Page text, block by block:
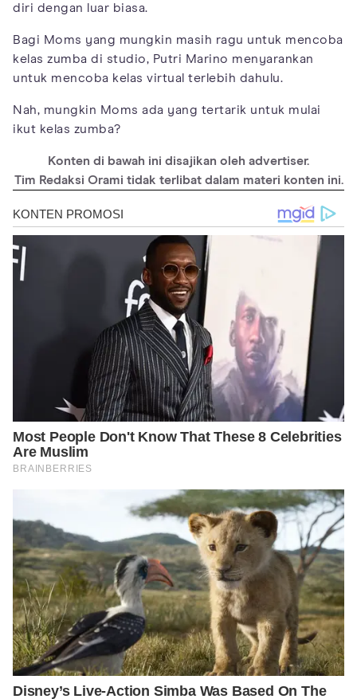
diri dengan luar biasa.
Bagi Moms yang mungkin masih ragu untuk mencoba
kelas zumba di studio, Putri Marino menyarankan
untuk mencoba kelas virtual terlebih dahulu.
Nah, mungkin Moms ada yang tertarik untuk mulai
ikut kelas zumba?
Konten di bawah ini disajikan oleh advertiser.
Tim Redaksi Orami tidak terlibat dalam materi konten ini.